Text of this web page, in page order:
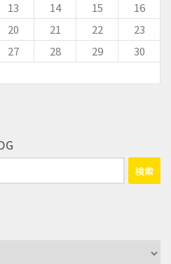
13 14 15
16
20 21 22
23
27 28 29
30